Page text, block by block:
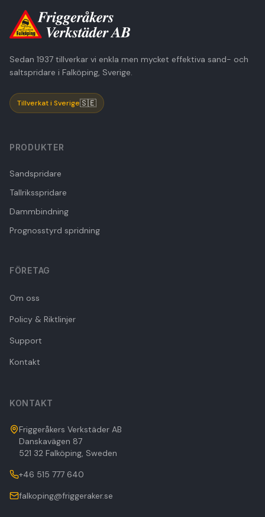
Sedan 1937 tillverkar vi enkla men mycket effektiva sand- och
saltspridare i Falköping, Sverige.
Tillverkat i Sverige🇸🇪
PRODUKTER
Sandspridare
Tallriksspridare
Dammbindning
Prognosstyrd spridning
FÖRETAG
Om oss
Policy & Riktlinjer
Support
Kontakt
KONTAKT
Friggeråkers Verkstäder AB
Danskavägen 87
521 32 Falköping, Sweden
+46 515 777 640
falkoping@friggeraker.se